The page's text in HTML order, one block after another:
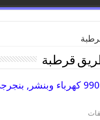
قرطبة
بنشر متنقل | كراج قرطبة 99007355